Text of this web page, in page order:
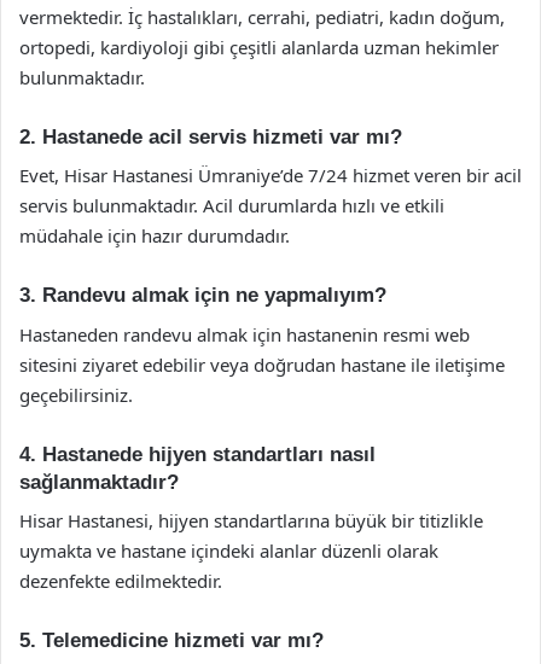
vermektedir. İç hastalıkları, cerrahi, pediatri, kadın doğum,
ortopedi, kardiyoloji gibi çeşitli alanlarda uzman hekimler
bulunmaktadır.
2. Hastanede acil servis hizmeti var mı?
Evet, Hisar Hastanesi Ümraniye’de 7/24 hizmet veren bir acil
servis bulunmaktadır. Acil durumlarda hızlı ve etkili
müdahale için hazır durumdadır.
3. Randevu almak için ne yapmalıyım?
Hastaneden randevu almak için hastanenin resmi web
sitesini ziyaret edebilir veya doğrudan hastane ile iletişime
geçebilirsiniz.
4. Hastanede hijyen standartları nasıl
sağlanmaktadır?
Hisar Hastanesi, hijyen standartlarına büyük bir titizlikle
uymakta ve hastane içindeki alanlar düzenli olarak
dezenfekte edilmektedir.
5. Telemedicine hizmeti var mı?